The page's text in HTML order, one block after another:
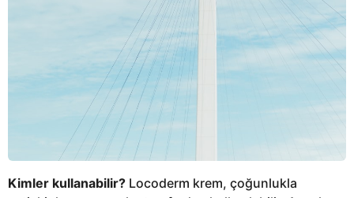
Kimler kullanabilir? Locoderm krem, çoğunlukla